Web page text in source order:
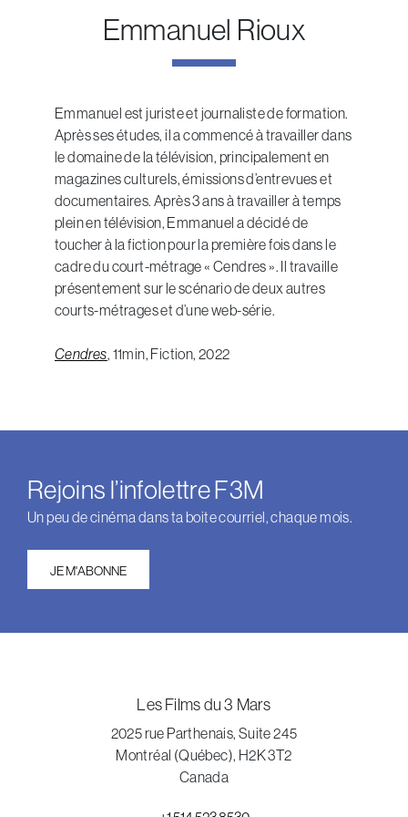
Emmanuel Rioux
Emmanuel est juriste et journaliste de formation.
Après ses études, il a commencé à travailler dans
le domaine de la télévision, principalement en
magazines culturels, émissions d’entrevues et
documentaires. Après 3 ans à travailler à temps
plein en télévision, Emmanuel a décidé de
toucher à la fiction pour la première fois dans le
cadre du court-métrage « Cendres ». Il travaille
présentement sur le scénario de deux autres
courts-métrages et d’une web-série.
Cendres, 11min, Fiction,2022
Rejoins l’infolettre F3M
Un peu de cinéma dans ta boite courriel, chaque mois.
JE M'ABONNE
Les Films du 3 Mars
2025 rue Parthenais, Suite 245
Montréal (Québec), H2K 3T2
Canada